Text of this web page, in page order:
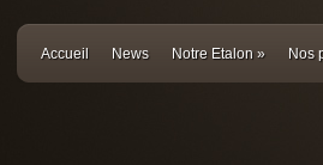
Accueil News Notre Etalon » Nos